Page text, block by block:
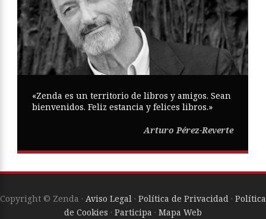
«Zenda es un territorio de libros y amigos. Sean
bienvenidos. Feliz estancia y felices libros.»
Arturo Pérez-Reverte
Copyright © Zenda · Aviso Legal · Política de Privacidad · Política
de Cookies · Participa · Mapa Web